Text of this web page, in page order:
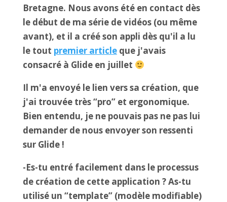
Bretagne. Nous avons été en contact dès
le début de ma série de vidéos (ou même
avant), et il a créé son appli dès qu'il a lu
le tout premier articleque j'avais
consacré à Glide en juillet
Il m'a envoyé le lien vers sa création, que
j'ai trouvée très “pro” et ergonomique.
Bien entendu, je ne pouvais pas ne pas lui
demander de nous envoyer son ressenti
sur Glide !
-Es-tu entré facilement dans le processus
de création de cette application ? As-tu
utilisé un “template” (modèle modifiable)